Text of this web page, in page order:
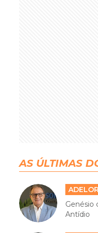
AS ÚLTIMAS
Genésio
Antídio